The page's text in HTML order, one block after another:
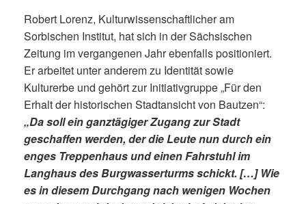
Robert Lorenz, Kulturwissenschaftlicher am
Sorbischen Institut, hat sich in der Sächsischen
Zeitung im vergangenen Jahr ebenfalls positioniert.
Er arbeitet unter anderem zu Identität sowie
Kulturerbe und gehört zur Initiativgruppe „Für den
Erhalt der historischen Stadtansicht von Bautzen“:
„Da soll ein ganztägiger Zugang zur Stadt
geschaffen werden, der die Leute nun durch ein
enges Treppenhaus und einen Fahrstuhl im
Langhaus des Burgwasserturms schickt. […] Wie
es in diesem Durchgang nach wenigen Wochen